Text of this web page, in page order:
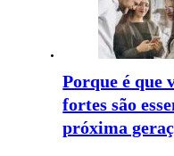
Porque é que
fortes são
próxima